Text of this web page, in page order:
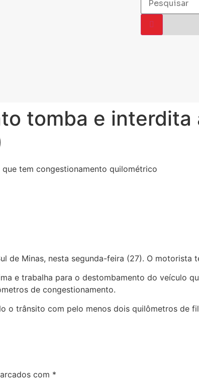
tomba e interdita
tem congestionamento quilométrico
de Minas, nesta segunda-feira (27). O motorista
e trabalha para o destombamento do veículo
de congestionamento.
o trânsito com pelo menos dois quilômetros de
com *